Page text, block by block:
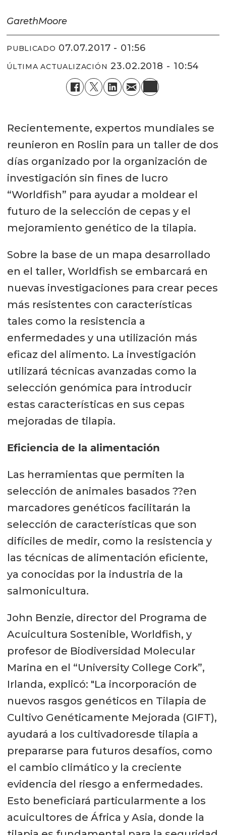
GarethMoore
PUBLICADO 07.07.2017 - 01:56
ÚLTIMA ACTUALIZACIÓN 23.02.2018 - 10:54
Recientemente, expertos mundiales se
reunieron en Roslin para un taller de dos
días organizado por la organización de
investigación sin fines de lucro
“Worldfish” para ayudar a moldear el
futuro de la selección de cepas y el
mejoramiento genético de la tilapia.
Sobre la base de un mapa desarrollado
en el taller, Worldfish se embarcará en
nuevas investigaciones para crear peces
más resistentes con características
tales como la resistencia a
enfermedades y una utilización más
eficaz del alimento. La investigación
utilizará técnicas avanzadas como la
selección genómica para introducir
estas características en sus cepas
mejoradas de tilapia.
Eficiencia de la alimentación
Las herramientas que permiten la
selección de animales basados ??en
marcadores genéticos facilitarán la
selección de características que son
difíciles de medir, como la resistencia y
las técnicas de alimentación eficiente,
ya conocidas por la industria de la
salmonicultura.
John Benzie, director del Programa de
Acuicultura Sostenible, Worldfish, y
profesor de Biodiversidad Molecular
Marina en el “University College Cork”,
Irlanda, explicó: "La incorporación de
nuevos rasgos genéticos en Tilapia de
Cultivo Genéticamente Mejorada (GIFT),
ayudará a los cultivadoresde tilapia a
prepararse para futuros desafíos, como
el cambio climático y la creciente
evidencia del riesgo a enfermedades.
Esto beneficiará particularmente a los
acuicultores de África y Asia, donde la